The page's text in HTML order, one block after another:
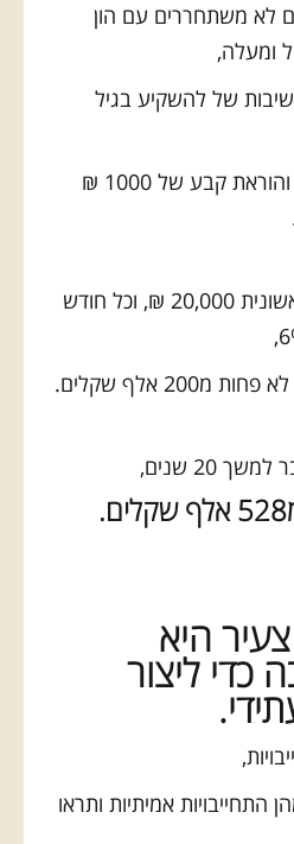
לא משתחררים עם הון
של להשקיע בגיל
עם סכום של 20 אש"ח והוראת קבע של 1000 ₪
אם נשקיע כהשקעה ראשונית 20,000 ₪, וכל חודש
20 שנים,
היא
כדי ליצור
אמיתיות ותראו